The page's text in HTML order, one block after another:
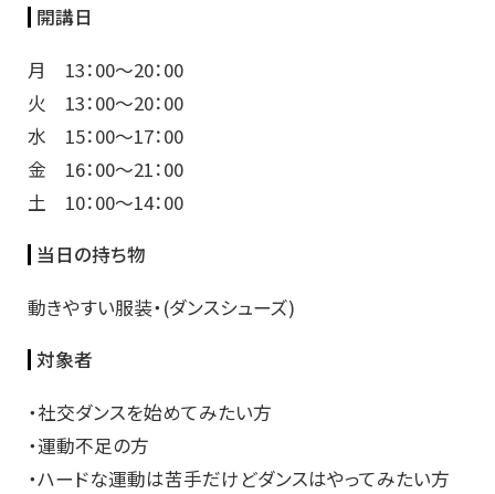
開講日
月 13：00〜20：00
火 13：00〜20：00
水 15：00〜17：00
金 16：00〜21：00
土 10：00〜14：00
当日の持ち物
動きやすい服装・(ダンスシューズ)
対象者
・社交ダンスを始めてみたい方
・運動不足の方
・ハードな運動は苦手だけどダンスはやってみたい方